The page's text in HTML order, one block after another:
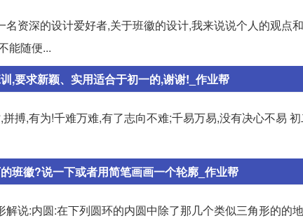
名资深的设计爱好者,关于班徽的设计,我来说说个人的观点
能随便...
,要求新颖、实用适合于初一的,谢谢!_作业帮
搏,有为!千难万难,有了志向不难;千易万易,没有决心不易
班徽?说一下或者用简笔画画一个轮廓_作业帮
解说:内圆:在下列圆环的内圆中除了那几个类似三角形的的